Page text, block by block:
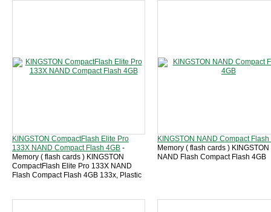
KINGSTON CompactFlash Elite Pro
133X NAND Compact Flash 4GB -
Memory ( flash cards ) KINGSTON
CompactFlash Elite Pro 133X NAND
Flash Compact Flash 4GB 133x, Plastic
KINGSTON NAND Compact Flash
Memory ( flash cards ) KINGSTON
NAND Flash Compact Flash 4GB